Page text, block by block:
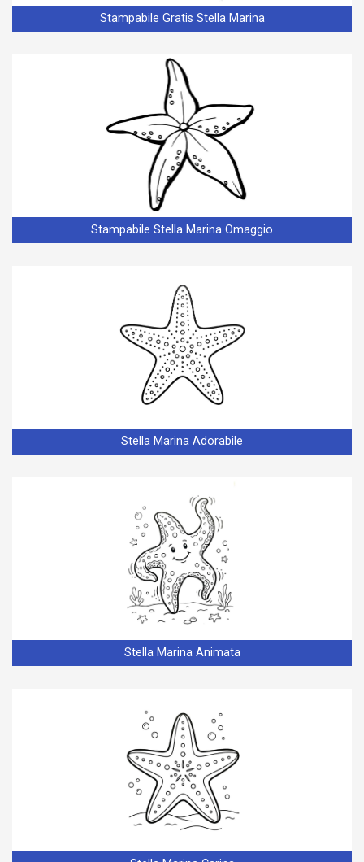
Stampabile Gratis Stella Marina
Stampabile Stella Marina Omaggio
Stella Marina Adorabile
Stella Marina Animata